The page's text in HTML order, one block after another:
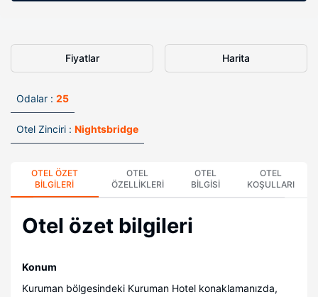
Fiyatlar Harita
Odalar : 25
Otel Zinciri : Nightsbridge
OTEL ÖZET
BILGILERI
OTEL
ÖZELLIKLERI
OTEL
BILGISI
OTEL
KOŞULLARI
Otel özet bilgileri
Konum
Kuruman bölgesindeki Kuruman Hotel konaklamanızda,